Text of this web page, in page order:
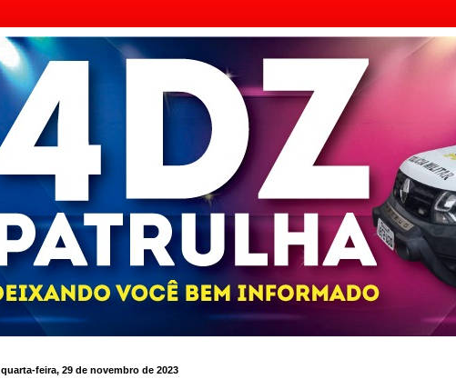
quarta-feira, 29 de novembro de 2023